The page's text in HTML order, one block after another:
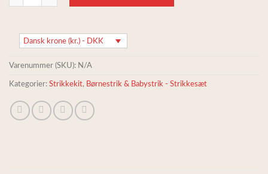
Dansk krone (kr.) - DKK
Varenummer (SKU): N/A
Kategorier: Strikkekit, Børnestrik & Babystrik - Strikkesæt